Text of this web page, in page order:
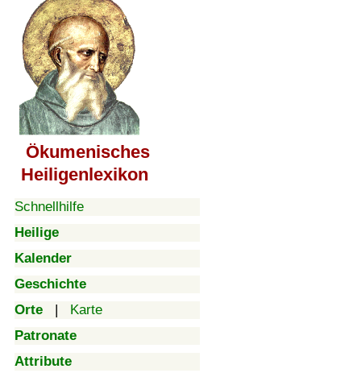
Ökumenisches
Heiligenlexikon
Schnellhilfe
Heilige
Kalender
Geschichte
Orte | Karte
Patronate
Attribute